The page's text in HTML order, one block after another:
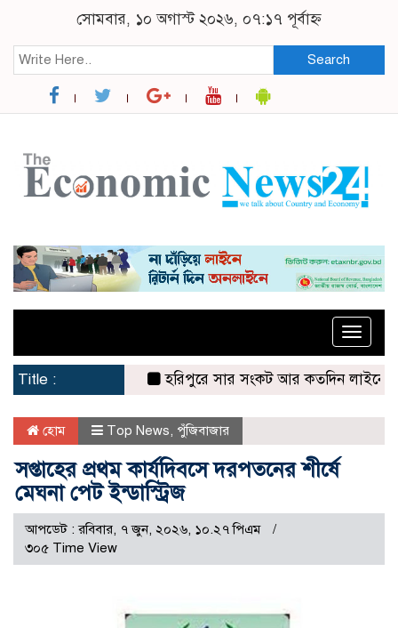
সোমবার, ১০ অগাস্ট ২০২৬, ০৭:১৭ পূর্বাহ্ন
Search
Toggle
Title :
হরিপুরে সার সংকট আর কতদিন লাইনে
হোম Top News পুঁজিবাজার
সপ্তাহের প্রথম কার্যদিবসে দরপতনের শীর্ষে
মেঘনা পেট ইন্ডাস্ট্রিজ
আপডেট : রবিবার, ৭ জুন, ২০২৬, ১০.২৭ পিএম
৩০৫ Time View